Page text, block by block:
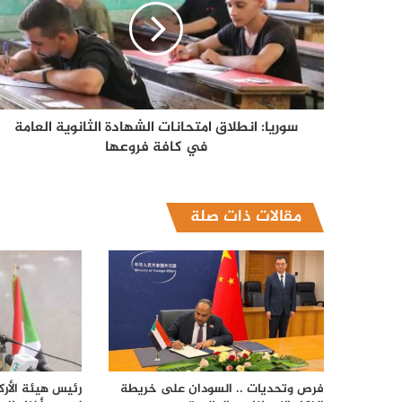
سوريا: انطلاق امتحانات الشهادة الثانوية العامة
في كافة فروعها
مقالات ذات صلة
فرص وتحديات .. السودان على خريطة
رئيس هيئة